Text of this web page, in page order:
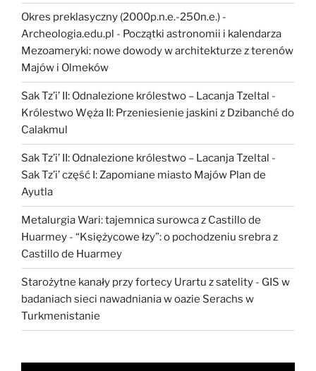
Okres preklasyczny (2000p.n.e.-250n.e.) -
Archeologia.edu.pl - Początki astronomii i kalendarza
Mezoameryki: nowe dowody w architekturze z terenów
Majów i Olmeków
Sak Tz’i’ II: Odnalezione królestwo – Lacanja Tzeltal -
Królestwo Węża II: Przeniesienie jaskini z Dzibanché do
Calakmul
Sak Tz’i’ II: Odnalezione królestwo – Lacanja Tzeltal -
Sak Tz’i’ część I: Zapomiane miasto Majów Plan de
Ayutla
Metalurgia Wari: tajemnica surowca z Castillo de
Huarmey - “Księżycowe łzy”: o pochodzeniu srebra z
Castillo de Huarmey
Starożytne kanały przy fortecy Urartu z satelity - GIS w
badaniach sieci nawadniania w oazie Serachs w
Turkmenistanie